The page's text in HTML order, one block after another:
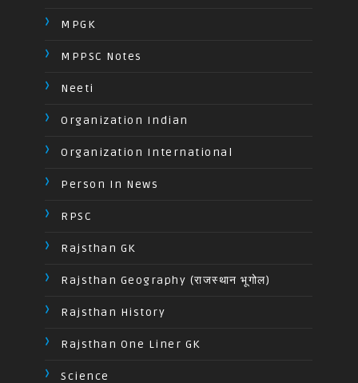
MPGK
MPPSC Notes
Neeti
Organization Indian
Organization International
Person In News
RPSC
Rajsthan GK
Rajsthan Geography (राजस्थान भूगोल)
Rajsthan History
Rajsthan One Liner GK
Science